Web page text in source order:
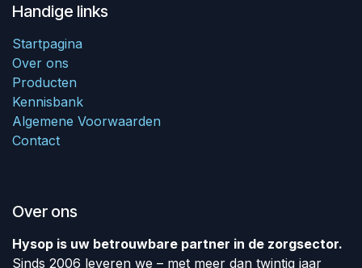
Handige links
Startpagina
Over ons
Producten
Kennisbank
Algemene Voorwaarden
Contact
Over ons
Hysop is uw betrouwbare partner in de zorgsector.
Sinds 2006 leveren we – met meer dan twintig jaar